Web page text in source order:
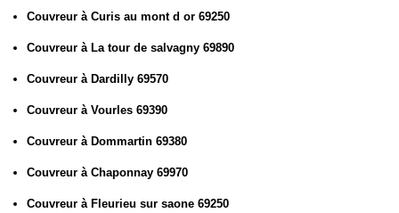
Couvreur à Curis au mont d or 69250
Couvreur à La tour de salvagny 69890
Couvreur à Dardilly 69570
Couvreur à Vourles 69390
Couvreur à Dommartin 69380
Couvreur à Chaponnay 69970
Couvreur à Fleurieu sur saone 69250